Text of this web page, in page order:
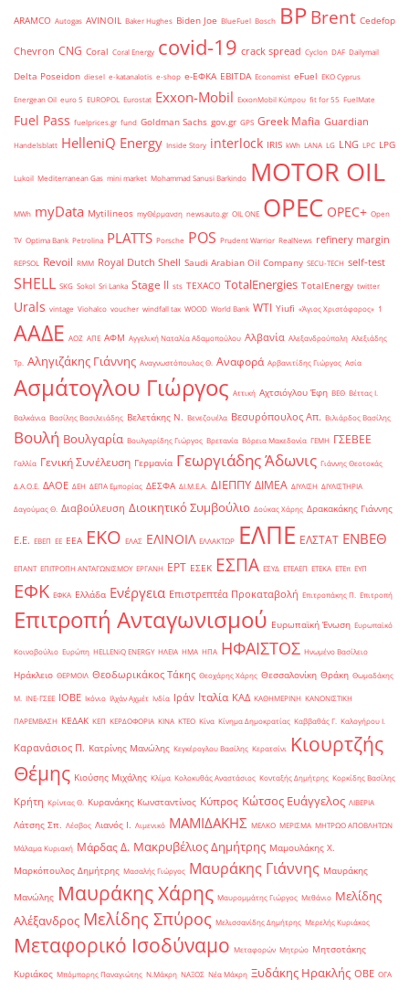
ARAMCO Autogas AVINOIL Baker Hughes Biden Joe BlueFuel Bosch BPBrent Cedefop
Chevron CNG Coral Coral Energy covid-19 crack spread Cyclon DAF Dailymail
Delta Poseidon diesel e-katanalotis e-shop e-ΕΦΚΑ EBITDA Economist eFuel EKO Cyprus
Energean Oil euro 5 EUROPOL Eurostat Exxon-Mobil ExxonMobil Κύπρου fit for 55 FuelMate
Fuel Pass fuelprices.gr fund Goldman Sachs gov.gr GPS Greek Mafia Guardian
Handelsblatt HelleniQ Energy Inside Story interlock IRIS kWh LANA LG LNG LPC LPG
Lukoil Mediterranean Gas mini market Mohammad Sanusi Barkindo MOTOR OIL
MWh myData Mytilineos myΘέρμανση newsauto.gr OIL ONE OPEC OPEC+ Open
TV Optima Bank Petrolina PLATTS Porsche POS Prudent Warrior RealNews refinery margin
REPSOL Revoil RMM Royal Dutch Shell Saudi Arabian Oil Company SECU-TECH self-test
SHELL SKG Sokol Sri Lanka Stage II sts TEXACO TotalEnergies TotalEnergy twitter
Urals vintage Viohalco voucher windfall tax WOOD World Bank WTI Yiufi «Άγιος Χριστόφορος» ΄1
ΑΑΔΕ ΑΟΖ ΑΠΕ ΑΦΜ Αγγελική Ναταλία Αδαμοπούλου Αλβανία Αλεξανδρούπολη Αλεξιάδης
Τρ. Αληγιζάκης Γιάννης Αναγνωστόπουλος Θ. Αναφορά Αρβανιτίδης Γιώργος Ασία
Ασμάτογλου Γιώργος Αττική Αχτσιόγλου Έφη ΒΕΘ Βέττας Ι.
Βαλκάνια Βασίλης Βασιλειάδης Βελετάκης Ν. Βενεζουέλα Βεσυρόπουλος Απ. Βιλιάρδος Βασίλης
Βουλή Βουλγαρία Βουλγαρίδης Γιώργος Βρετανία Βόρεια Μακεδονία ΓΕΜΗ ΓΣΕΒΕΕ
Γαλλία Γενική Συνέλευση Γερμανία Γεωργιάδης Άδωνις Γιάννης Θεοτοκάς
Δ.Α.Ο.Ε. ΔΑΟΕ ΔΕΗ ΔΕΠΑ Εμπορίας ΔΕΣΦΑ ΔΙ.Μ.Ε.Α. ΔΙΕΠΠΥ ΔΙΜΕΑ ΔΙΥΛΙΣΗ ΔΙΥΛΙΣΤΗΡΙΑ
Δαγούμας Θ. Διαβούλευση Διοικητικό Συμβούλιο Δούκας Χάρης Δρακακάκης Γιάννης
Ε.Ε. ΕΒΕΠ ΕΕ ΕΕΑ ΕΚΟ ΕΛΑΣ ΕΛΙΝΟΙΛ ΕΛΛΑΚΤΩΡ ΕΛΠΕ ΕΛΣΤΑΤ ΕΝΒΕΘ
ΕΠΑΝΤ ΕΠΙΤΡΟΠΗ ΑΝΤΑΓΩΝΙΣΜΟΥ ΕΡΓΑΝΗ ΕΡΤ ΕΣΕΚ ΕΣΠΑ ΕΣΥΔ ΕΤΕΑΕΠ ΕΤΕΚΑ ΕΤΕπ ΕΥΠ
ΕΦΚ ΕΦΚΑ Ελλάδα Ενέργεια Επιστρεπτέα Προκαταβολή Επιτροπάκης Π. Επιτροπή
Επιτροπή Ανταγωνισμού Ευρωπαϊκή Ένωση Ευρωπαϊκό
Κοινοβούλιο Ευρώπη ΗELLENiQ ENERGY ΗΛΕΙΑ ΗΜΑ ΗΠΑ ΗΦΑΙΣΤΟΣ Ηνωμένο Βασίλειο
Ηράκλειο ΘΕΡΜΟΙΛ Θεοδωρικάκος Τάκης Θεοχάρης Χάρης Θεσσαλονίκη Θράκη Θωμαδάκης
Μ. ΙΝΕ-ΓΣΕΕ ΙΟΒΕ Ικόνιο Ιλχάν Αχμέτ Ινδία Ιράν Ιταλία ΚΑΔ ΚΑΘΗΜΕΡΙΝΗ ΚΑΝΟΝΙΣΤΙΚΗ
ΠΑΡΕΜΒΑΣΗ ΚΕΔΑΚ ΚΕΠ ΚΕΡΔΟΦΟΡΙΑ ΚΙΝΑ ΚΤΕΟ Κίνα Κίνημα Δημοκρατίας Καββαθάς Γ. Καλογήρου Ι.
Καρανάσιος Π. Κατρίνης Μανώλης Κεγκέρογλου Βασίλης Κερατσίνι
Κιουρτζής
Θέμης Κιούσης Μιχάλης Κλίμα Κολοκυθάς Αναστάσιος Κονταξής Δημήτρης Κορκίδης Βασίλης
Κρήτη Κρίντας Θ. Κυρανάκης Κωνσταντίνος Κύπρος Κώτσος Ευάγγελος ΛΙΒΕΡΙΑ
Λάτσης Σπ. Λέσβος Λιανός Ι. Λιμενικό ΜΑΜΙΔΑΚΗΣ ΜΕΛΚΟ ΜΕΡΙΣΜΑ ΜΗΤΡΩΟ ΑΠΟΒΛΗΤΩΝ
Μάλαμα Κυριακή Μάρδας Δ. Μακρυβέλιος Δημήτρης Μαμουλάκης Χ.
Μαρκόπουλος Δημήτρης Μασαλής Γιώργος Μαυράκης Γιάννης Μαυράκης
Μανώλης Μαυράκης Χάρης Μαυρομμάτης Γιώργος Μεθάνιο Μελίδης
Αλέξανδρος Μελίδης Σπύρος Μελισσανίδης Δημήτρης Μερελής Κυριάκος
Μεταφορικό Ισοδύναμο Μεταφορών Μητρώο Μητσοτάκης
Κυριάκος Μπόμπορης Παναγιώτης Ν.Μάκρη ΝΑΞΟΣ Νέα Μάκρη Ξυδάκης Ηρακλής ΟΒΕ ΟΓΑ